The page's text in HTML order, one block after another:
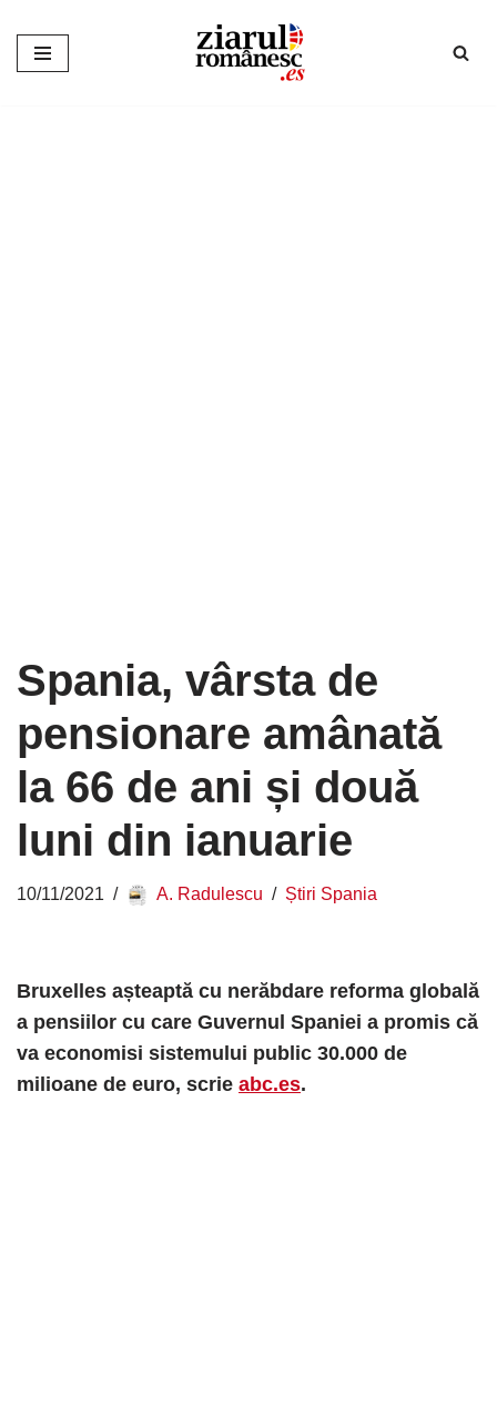
Sari
Spania, vârsta de
pensionare amânată
la 66 de ani și două
luni din ianuarie
10/11/2021 A. Radulescu Știri Spania
Bruxelles așteaptă cu nerăbdare reforma globală
a pensiilor cu care Guvernul Spaniei a promis că
va economisi sistemului public 30.000 de
milioane de euro, scrie abc.es.